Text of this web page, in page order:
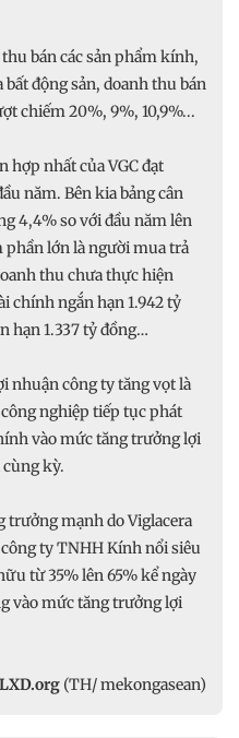
bán các sản phẩm kính,
động sản, doanh thu bán
chiếm 20%, 9%, 10,9%...
hợp nhất của VGC đạt
năm. Bên kia bảng cân
4,4% so với đầu năm lên
phần lớn là người mua trả
thu chưa thực hiện
chính ngắn hạn 1.942 tỷ
hạn 1.337 tỷ đồng…
nhuận công ty tăng vọt là
nghiệp tiếp tục phát
vào mức tăng trưởng lợi
kỳ.
trưởng mạnh do Viglacera
ty TNHH Kính nổi siêu
từ 35% lên 65% kể ngày
vào mức tăng trưởng lợi
(TH/ mekongasean)